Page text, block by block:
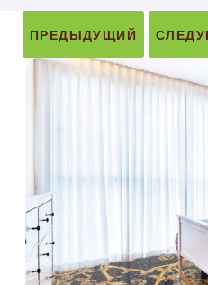
ПРЕДЫДУЩИЙ